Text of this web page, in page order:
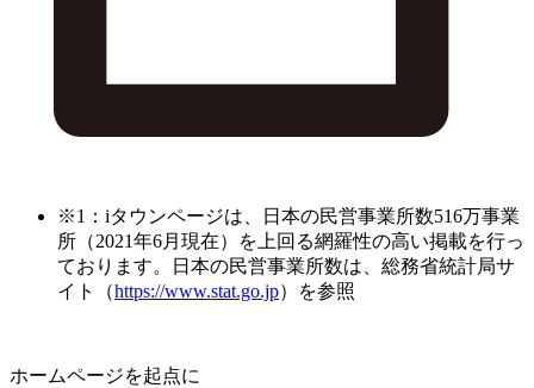
※1：iタウンページは、日本の民営事業所数516万事業
所（2021年6月現在）を上回る網羅性の高い掲載を行っ
ております。日本の民営事業所数は、総務省統計局サ
イト（https://www.stat.go.jp）を参照
ホームページを起点に